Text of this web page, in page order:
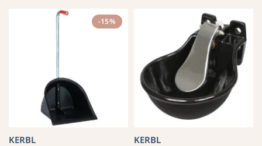
-15%
KERBL KERBL